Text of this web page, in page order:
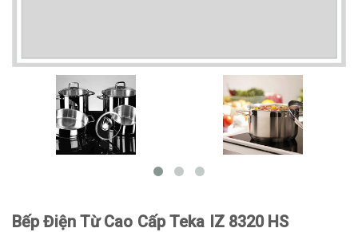
Bếp Điện Từ Cao Cấp Teka IZ 8320 HS